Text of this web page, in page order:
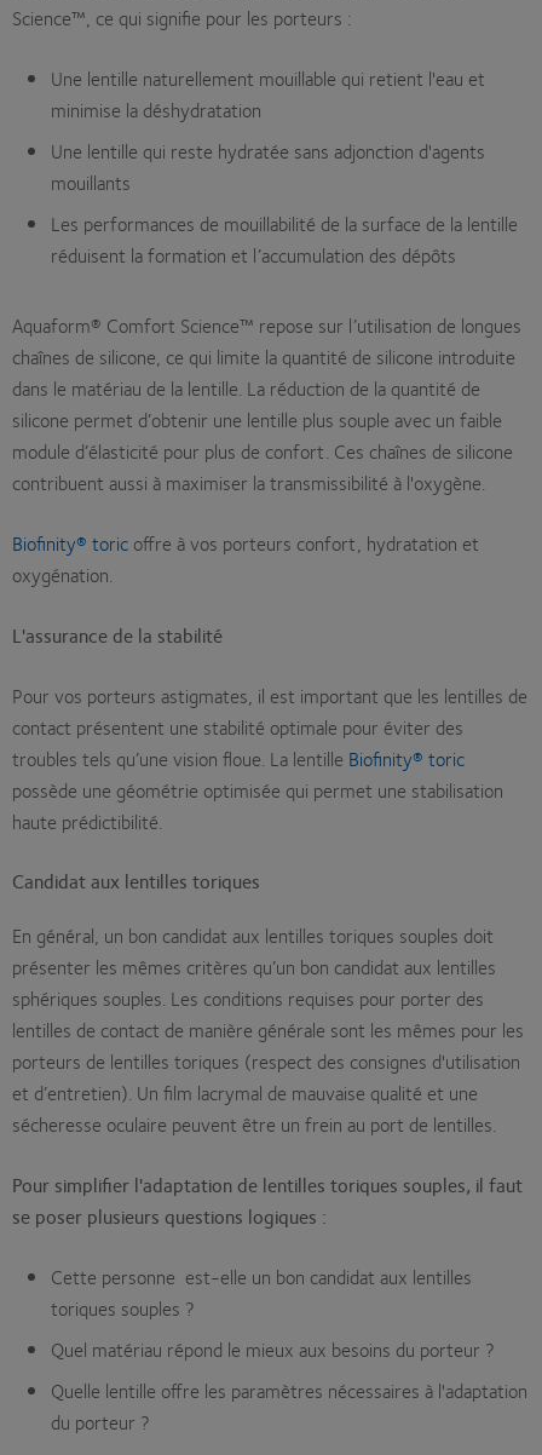
Science™, ce qui signifie pour les porteurs :
Une lentille naturellement mouillable qui retient l'eau et
minimise la déshydratation
Une lentille qui reste hydratée sans adjonction d'agents
mouillants
Les performances de mouillabilité de la surface de la lentille
réduisent la formation et l’accumulation des dépôts
Aquaform® Comfort Science™ repose sur l’utilisation de longues
chaînes de silicone, ce qui limite la quantité de silicone introduite
dans le matériau de la lentille. La réduction de la quantité de
silicone permet d’obtenir une lentille plus souple avec un faible
module d’élasticité pour plus de confort. Ces chaînes de silicone
contribuent aussi à maximiser la transmissibilité à l'oxygène.
Biofinity® toric offre à vos porteurs confort, hydratation et
oxygénation.
L'assurance de la stabilité
Pour vos porteurs astigmates, il est important que les lentilles de
contact présentent une stabilité optimale pour éviter des
troubles tels qu’une vision floue. La lentille Biofinity® toric
possède une géométrie optimisée qui permet une stabilisation
haute prédictibilité.
Candidat aux lentilles toriques
En général, un bon candidat aux lentilles toriques souples doit
présenter les mêmes critères qu’un bon candidat aux lentilles
sphériques souples. Les conditions requises pour porter des
lentilles de contact de manière générale sont les mêmes pour les
porteurs de lentilles toriques (respect des consignes d'utilisation
et d’entretien). Un film lacrymal de mauvaise qualité et une
sécheresse oculaire peuvent être un frein au port de lentilles.
Pour simplifier l'adaptation de lentilles toriques souples, il faut
se poser plusieurs questions logiques :
Cette personne est-elle un bon candidat aux lentilles
toriques souples ?
Quel matériau répond le mieux aux besoins du porteur ?
Quelle lentille offre les paramètres nécessaires à l'adaptation
du porteur ?